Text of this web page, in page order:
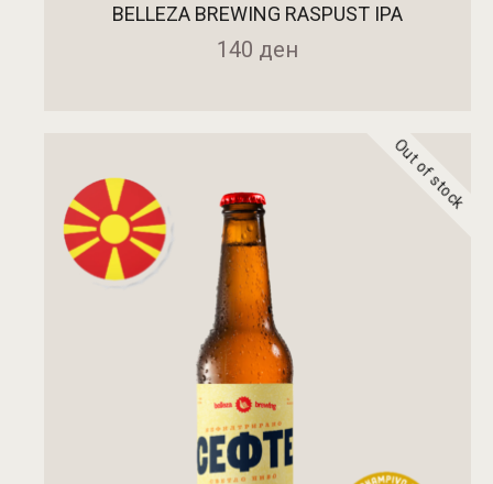
BELLEZA BREWING RASPUST IPA
140 ден
ДОДАДИ ВО КОШНИЧКА Out of stock